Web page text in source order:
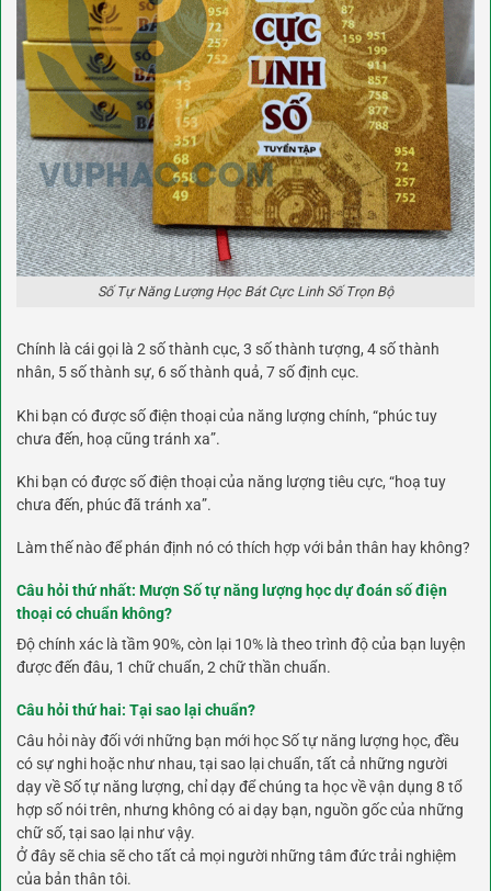
Số Tự Năng Lượng Học Bát Cực Linh Số Trọn Bộ
Chính là cái gọi là 2 số thành cục, 3 số thành tượng, 4 số thành
nhân, 5 số thành sự, 6 số thành quả, 7 số định cục.
Khi bạn có được số điện thoại của năng lượng chính, “phúc tuy
chưa đến, hoạ cũng tránh xa”.
Khi bạn có được số điện thoại của năng lượng tiêu cực, “hoạ tuy
chưa đến, phúc đã tránh xa”.
Làm thế nào để phán định nó có thích hợp với bản thân hay không?
Câu hỏi thứ nhất: Mượn Số tự năng lượng học dự đoán số điện
thoại có chuẩn không?
Độ chính xác là tầm 90%, còn lại 10% là theo trình độ của bạn luyện
được đến đâu, 1 chữ chuẩn, 2 chữ thần chuẩn.
Câu hỏi thứ hai: Tại sao lại chuẩn?
Câu hỏi này đối với những bạn mới học Số tự năng lượng học, đều
có sự nghi hoặc như nhau, tại sao lại chuẩn, tất cả những người
dạy về Số tự năng lượng, chỉ dạy để chúng ta học về vận dụng 8 tổ
hợp số nói trên, nhưng không có ai dạy bạn, nguồn gốc của những
chữ số, tại sao lại như vậy.
Ở đây sẽ chia sẽ cho tất cả mọi người những tâm đức trải nghiệm
của bản thân tôi.